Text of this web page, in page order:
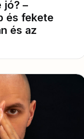
jó? –
és fekete
és az